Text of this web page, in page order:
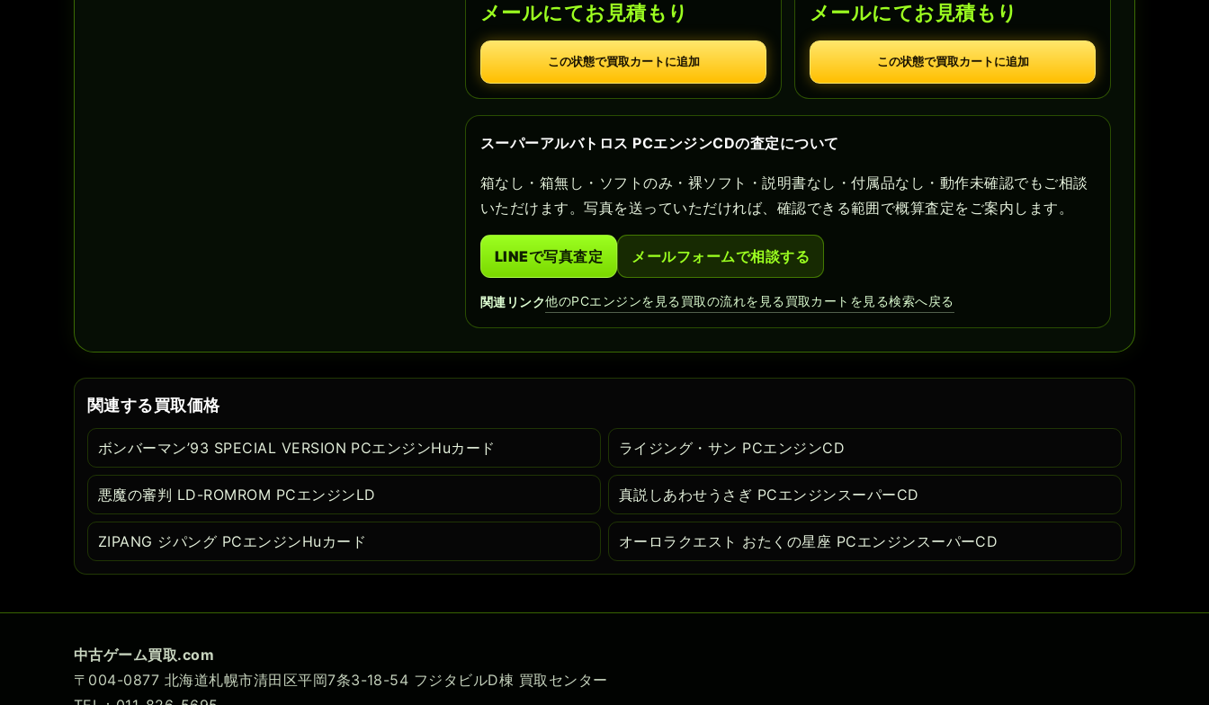
メールにてお見積もり
この状態で買取カートに追加
メールにてお見積もり
この状態で買取カートに追加
スーパーアルバトロス PCエンジンCDの査定について
箱なし・箱無し・ソフトのみ・裸ソフト・説明書なし・付属品なし・動作未確認でもご相談
いただけます。写真を送っていただければ、確認できる範囲で概算査定をご案内します。
LINEで写真査定 メールフォームで相談する
関連リンク他のPCエンジンを見る買取の流れを見る買取カートを見る検索へ戻る
関連する買取価格
ボンバーマン’93 SPECIAL VERSION PCエンジンHuカード ライジング・サン PCエンジンCD
悪魔の審判 LD-ROMROM PCエンジンLD 真説しあわせうさぎ PCエンジンスーパーCD
ZIPANG ジパング PCエンジンHuカード オーロラクエスト おたくの星座 PCエンジンスーパーCD
中古ゲーム買取.com
〒004-0877 北海道札幌市清田区平岡7条3-18-54 フジタビルD棟 買取センター